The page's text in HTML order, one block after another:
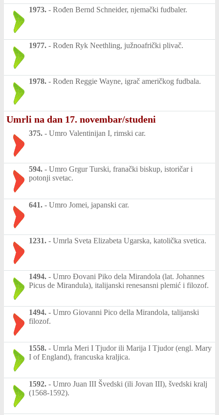
1973. - Rođen Bernd Schneider, njemački fudbaler.
1977. - Rođen Ryk Neethling, južnoafrički plivač.
1978. - Rođen Reggie Wayne, igrač američkog fudbala.
Umrli na dan 17. novembar/studeni
375. - Umro Valentinijan I, rimski car.
594. - Umro Grgur Turski, franački biskup, istoričar i
potonji svetac.
641. - Umro Jomei, japanski car.
1231. - Umrla Sveta Elizabeta Ugarska, katolička svetica.
1494. - Umro Đovani Piko dela Mirandola (lat. Johannes
Picus de Mirandula), italijanski renesansni plemić i filozof.
1494. - Umro Giovanni Pico della Mirandola, talijanski
filozof.
1558. - Umrla Meri I Tjudor ili Marija I Tjudor (engl. Mary
I of England), francuska kraljica.
1592. - Umro Juan III Švedski (ili Jovan III), švedski kralj
(1568-1592).